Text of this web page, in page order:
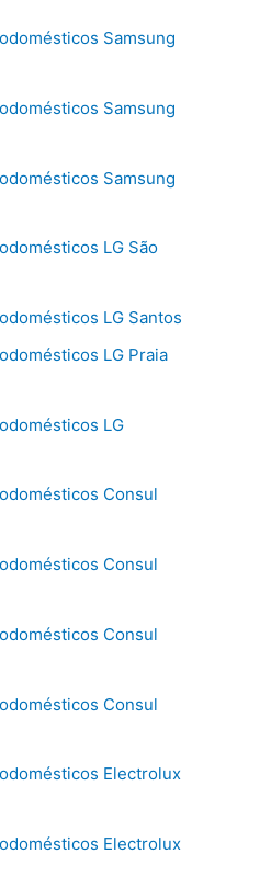
Samsung
Samsung
Samsung
LG São
LG Santos
LG Praia
LG
Consul
Consul
Consul
Consul
Electrolux
Electrolux